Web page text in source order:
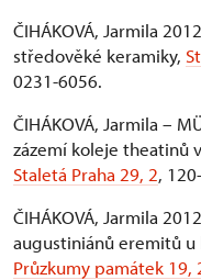
ČIHÁKOVÁ, Jarmila
středověké keramiky,
0231-6056.
ČIHÁKOVÁ, Jarmila –
zázemí koleje theatinů
Staletá Praha 29, 2,
ČIHÁKOVÁ, Jarmila
augustiniánů eremitů u
Průzkumy památek 19,